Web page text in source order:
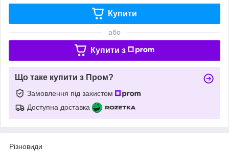
Купити
або
Купити з
Що таке купити з Пром?
Замовлення під захистом
Доступна доставка
Різновиди